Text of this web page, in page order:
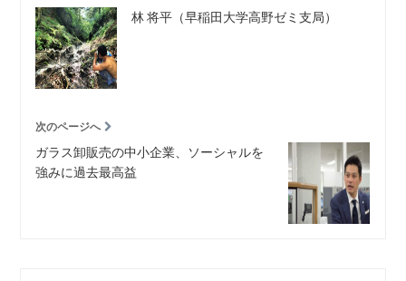
林 将平（早稲田大学高野ゼミ支局）
次のページへ
ガラス卸販売の中小企業、ソーシャルを
強みに過去最高益